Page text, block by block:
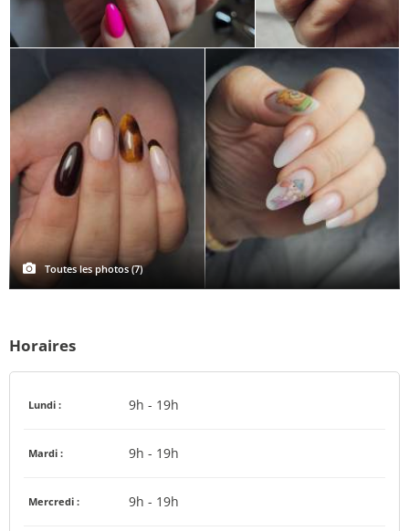
Toutes les photos (7)
Horaires
Lundi : 9h - 19h
Mardi : 9h - 19h
Mercredi : 9h - 19h